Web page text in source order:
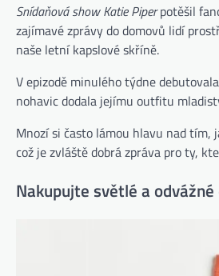
Snídaňová show Katie Piperpotěšil
zajímavé zprávy do domovů lidí
naše letní kapslové skříně.
V epizodě minulého týdne
nohavic dodala jejímu outfitu
Mnozí si často lámou hlavu nad tím,
což je zvláště dobrá zpráva pro ty,
Nakupujte světlé a